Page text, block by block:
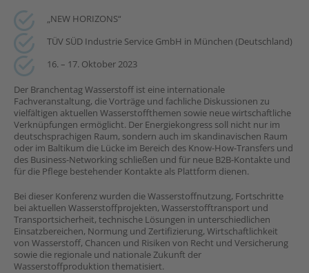
„NEW HORIZONS“
TÜV SÜD Industrie Service GmbH in München (Deutschland)
16. – 17. Oktober 2023
Der Branchentag Wasserstoff ist eine internationale
Fachveranstaltung, die Vorträge und fachliche Diskussionen zu
vielfältigen aktuellen Wasserstoffthemen sowie neue wirtschaftliche
Verknüpfungen ermöglicht. Der Energiekongress soll nicht nur im
deutschsprachigen Raum, sondern auch im skandinavischen Raum
oder im Baltikum die Lücke im Bereich des Know-How-Transfers und
des Business-Networking schließen und für neue B2B-Kontakte und
für die Pflege bestehender Kontakte als Plattform dienen.
Bei dieser Konferenz wurden die Wasserstoffnutzung, Fortschritte
bei aktuellen Wasserstoffprojekten, Wasserstofftransport und
Transportsicherheit, technische Lösungen in unterschiedlichen
Einsatzbereichen, Normung und Zertifizierung, Wirtschaftlichkeit
von Wasserstoff, Chancen und Risiken von Recht und Versicherung
sowie die regionale und nationale Zukunft der
Wasserstoffproduktion thematisiert.